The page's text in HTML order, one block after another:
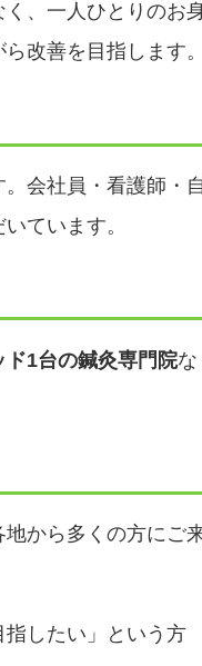
、一人ひとりのお
改善を目指します
。会社員・看護師・
ています。
ド1台の鍼灸専門院な
から多くの方にご
指したい」という方